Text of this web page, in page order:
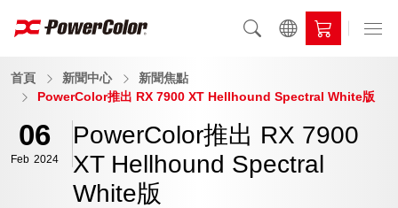
首頁 新聞中心
新聞焦點
PowerColor推出 RX 7900 XT Hellhound Spectral White版
06
Feb 2024
PowerColor推出 RX 7900
XT Hellhound Spectral
White版